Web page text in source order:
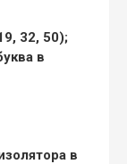
32, 50);
в
в